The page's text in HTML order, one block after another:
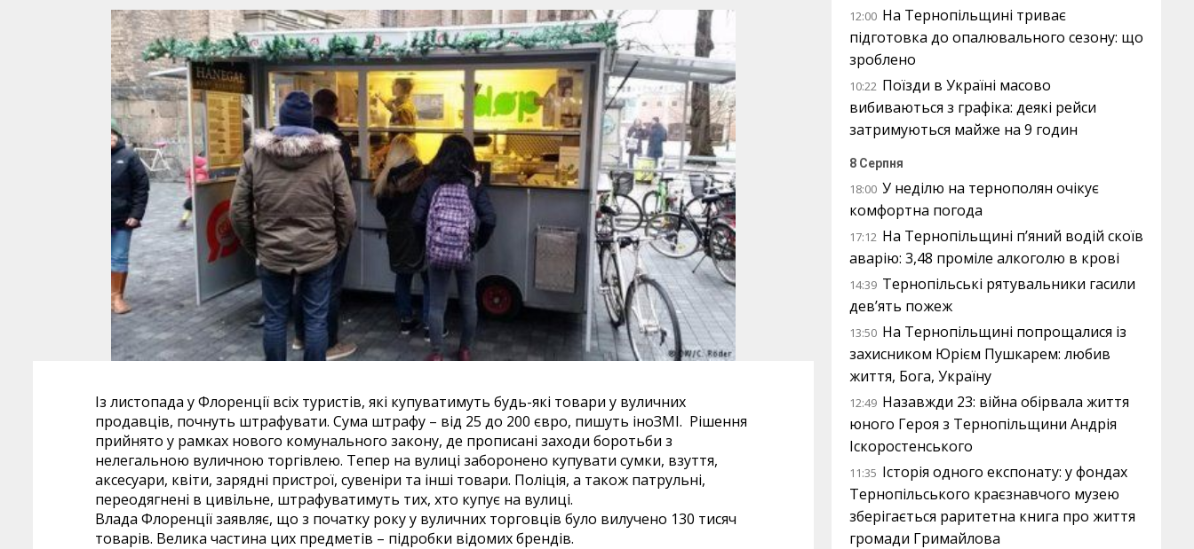
Із листопада у Флоренції всіх туристів, які купуватимуть будь-які товари у вуличних
продавців, почнуть штрафувати. Сума штрафу – від 25 до 200 євро, пишуть іноЗМІ. Рішення
прийнято у рамках нового комунального закону, де прописані заходи боротьби з
нелегальною вуличною торгівлею. Тепер на вулиці заборонено купувати сумки, взуття,
аксесуари, квіти, зарядні пристрої, сувеніри та інші товари. Поліція, а також патрульні,
переодягнені в цивільне, штрафуватимуть тих, хто купує на вулиці.
Влада Флоренції заявляє, що з початку року у вуличних торговців було вилучено 130 тисяч
товарів. Велика частина цих предметів – підробки відомих брендів.
12:00 На Тернопільщині триває
підготовка до опалювального сезону: що
зроблено
10:22 Поїзди в Україні масово
вибиваються з графіка: деякі рейси
затримуються майже на 9 годин
8 Серпня
18:00 У неділю на тернополян очікує
комфортна погода
17:12 На Тернопільщині п’яний водій скоїв
аварію: 3,48 проміле алкоголю в крові
14:39 Тернопільські рятувальники гасили
дев’ять пожеж
13:50 На Тернопільщині попрощалися із
захисником Юрієм Пушкарем: любив
життя, Бога, Україну
12:49 Назавжди 23: війна обірвала життя
юного Героя з Тернопільщини Андрія
Іскоростенського
11:35 Історія одного експонату: у фондах
Тернопільського краєзнавчого музею
зберігається раритетна книга про життя
громади Гримайлова